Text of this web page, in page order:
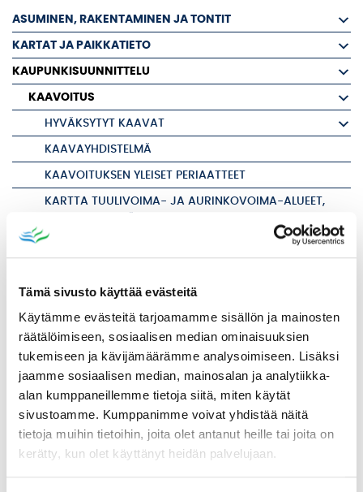
Tämä sivusto käyttää evästeitä
Käytämme evästeitä tarjoamamme sisällön ja mainosten
räätälöimiseen, sosiaalisen median ominaisuuksien
tukemiseen ja kävijämäärämme analysoimiseen. Lisäksi
jaamme sosiaalisen median, mainosalan ja analytiikka-
alan kumppaneillemme tietoja siitä, miten käytät
sivustoamme. Kumppanimme voivat yhdistää näitä
tietoja muihin tietoihin, joita olet antanut heille tai joita on
kerätty, kun olet käyttänyt heidän palvelujaan.
ASUMINEN, RAKENTAMINEN JA TONTIT
KARTAT JA PAIKKATIETO
KAUPUNKISUUNNITTELU
KAAVOITUS
HYVÄKSYTYT KAAVAT
KAAVAYHDISTELMÄ
KAAVOITUKSEN YLEISET PERIAATTEET
KARTTA TUULIVOIMA- JA AURINKOVOIMA-ALUEET,
RANTARAKENTAMINEN
TEE ALOITE KAAVAN LAADINTAAN
KIINTEISTÖT
KAUPUNKIYMPÄRISTÖ JA LIIKENNE
RUOKA- JA SIIVOUSPALVELUT